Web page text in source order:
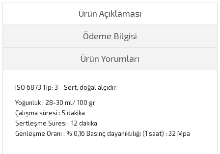
Ürün Açıklaması
Ödeme Bilgisi
Ürün Yorumları
ISO 6873 Tip: 3 Sert, doğal alçıdır.
Yoğunluk : 28-30 ml/ 100 gr
Çalışma süresi : 5 dakika
Sertleşme Süresi : 12 dakika
Genleşme Oranı : % 0,16 Basınç dayanıklılığı (1 saat) : 32 Mpa